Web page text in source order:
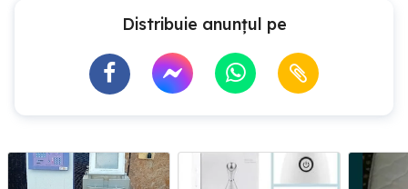
Distribuie anunțul pe